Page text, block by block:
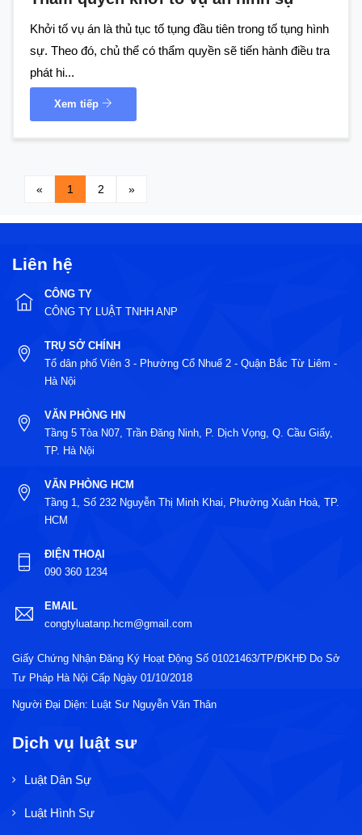
Khởi tố vụ án là thủ tục tố tụng đầu tiên trong tố tụng hình
sự. Theo đó, chủ thể có thẩm quyền sẽ tiến hành điều tra
phát hi...
Xem tiếp
« 1 2 »
Liên hệ
CÔNG TY
CÔNG TY LUẬT TNHH ANP
TRỤ SỞ CHÍNH
Tổ dân phố Viên 3 - Phường Cổ Nhuế 2 - Quận Bắc Từ Liêm -
Hà Nội
VĂN PHÒNG HN
Tầng 5 Tòa N07, Trần Đăng Ninh, P. Dịch Vọng, Q. Cầu Giấy,
TP. Hà Nội
VĂN PHÒNG HCM
Tầng 1, Số 232 Nguyễn Thị Minh Khai, Phường Xuân Hoà, TP.
HCM
ĐIỆN THOẠI
090 360 1234
EMAIL
congtyluatanp.hcm@gmail.com
Giấy Chứng Nhận Đăng Ký Hoạt Động Số 01021463/TP/ĐKHĐ Do Sở
Tư Pháp Hà Nội Cấp Ngày 01/10/2018
Người Đại Diện: Luật Sư Nguyễn Văn Thân
Dịch vụ luật sư
Luật Dân Sự
Luật Hình Sự